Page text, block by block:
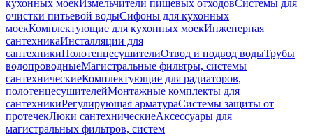
кухонных моекИзмельчители пищевых отходовСистемы для
очистки питьевой водыСифоны для кухонных
моекКомплектующие для кухонных моекИнженерная
сантехникаИнсталляции для
сантехникиПолотенцесушителиОтвод и подвод водыТрубы
водопроводныеМагистральные фильтры, системы
сантехническиеКомплектующие для радиаторов,
полотенцесушителейМонтажные комплекты для
сантехникиРегулирующая арматураСистемы защиты от
протечекЛюки сантехническиеАксессуары для
магистральных фильтров, систем